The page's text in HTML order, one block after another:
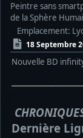
Peintre sans
de la Sphère
Emplacement:
18 Septembre
Nouvelle BD
Dernière